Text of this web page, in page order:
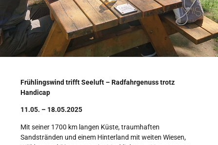
Frühlingswind trifft Seeluft – Radfahrgenuss trotz
Handicap
11.05. – 18.05.2025
Mit seiner 1700 km langen Küste, traumhaften
Sandstränden und einem Hinterland mit weiten Wiesen,